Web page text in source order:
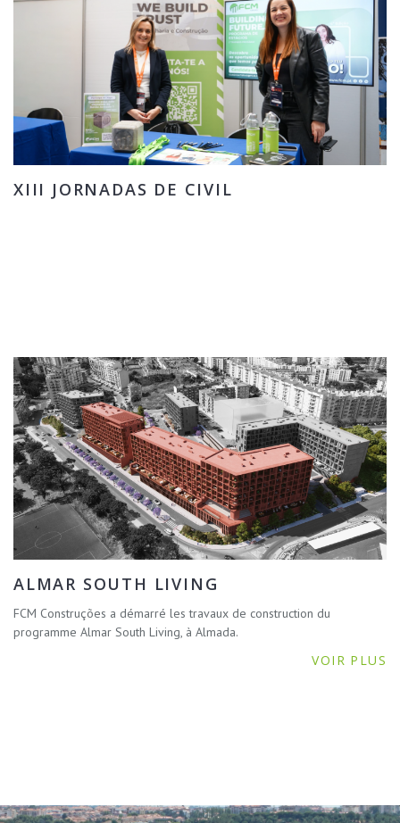
XIII JORNADAS DE CIVIL
ALMAR SOUTH LIVING
FCM Construções a démarré les travaux de construction du
programme Almar South Living, à Almada.
VOIR PLUS